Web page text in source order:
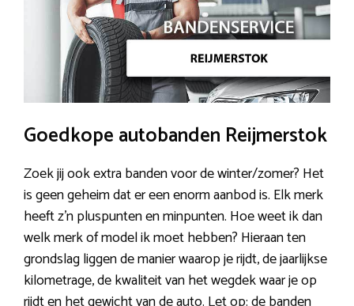
Goedkope autobanden Reijmerstok
Zoek jij ook extra banden voor de winter/zomer? Het
is geen geheim dat er een enorm aanbod is. Elk merk
heeft z’n pluspunten en minpunten. Hoe weet ik dan
welk merk of model ik moet hebben? Hieraan ten
grondslag liggen de manier waarop je rijdt, de jaarlijkse
kilometrage, de kwaliteit van het wegdek waar je op